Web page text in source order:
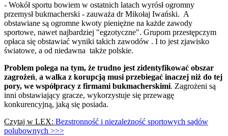
- Wokół sportu bowiem w ostatnich latach wyrósł ogromny
przemysł bukmacherski - zauważa dr Mikołaj Iwański. A
obstawiane są ogromne kwoty pieniężne na każde zawody
sportowe, nawet najbardziej "egzotyczne". Grupom przestępczym
opłaca się obstawiać wyniki takich zawodów . I to jest zjawisko
światowe, a od niedawna także polskie.
Problem polega na tym, że trudno jest zidentyfikować obszar
zagrożeń, a walka z korupcją musi przebiegać inaczej niż do tej
pory, we współpracy z firmami bukmacherskimi. Zagrożeni są
inni obstawiający gracze, wykorzystuje się przewagę
konkurencyjną, jaką się posiada.
Czytaj w LEX: Bezstronność i niezależność sportowych sądów
polubownych >>>